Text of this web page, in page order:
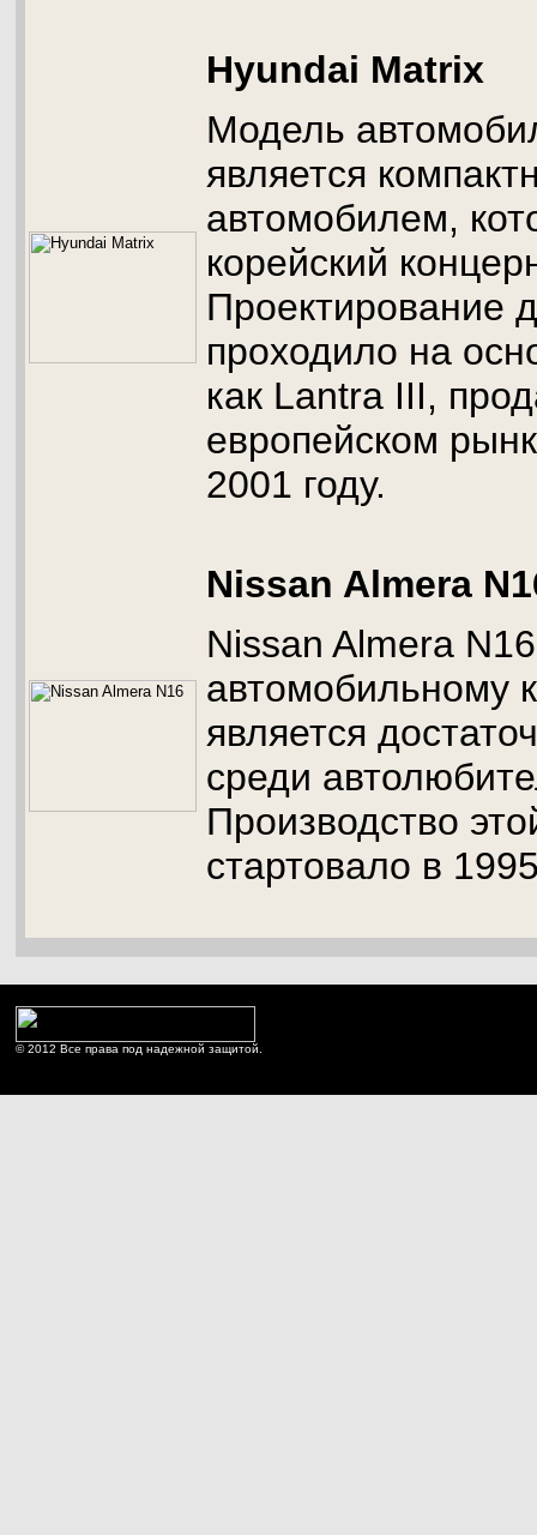
Hyundai Matrix
Модель
является
автомобилем,
корейский
Проектирование
проходило на
как Lantra III,
европейском
2001 году.
Nissan Almera
Nissan Almera
автомобильному
является
среди
Производство
стартовало в
© 2012 Все права под надежной защитой.